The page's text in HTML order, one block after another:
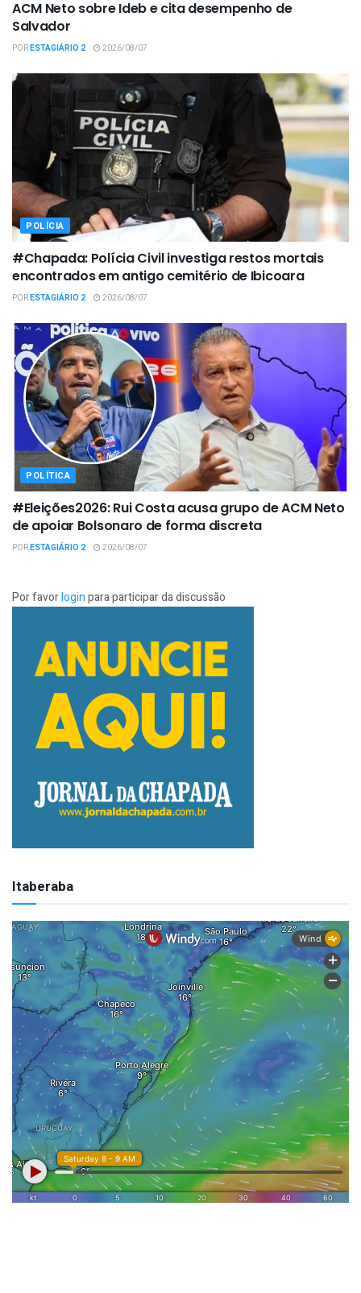
ACM Neto sobre Ideb e cita desempenho de
Salvador
PORESTAGIÁRIO 2 2026/08/07
POLÍCIA
#Chapada: Polícia Civil investiga restos mortais
encontrados em antigo cemitério de Ibicoara
PORESTAGIÁRIO 2 2026/08/07
POLÍTICA
#Eleições2026: Rui Costa acusa grupo de ACM Neto
de apoiar Bolsonaro de forma discreta
PORESTAGIÁRIO 2 2026/08/07
Por favorloginpara participar da discussão
Itaberaba